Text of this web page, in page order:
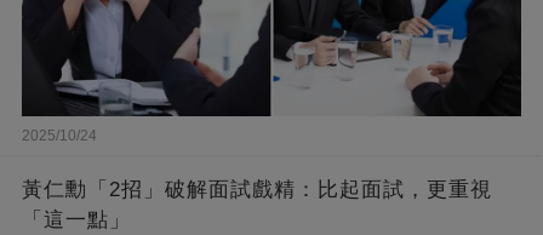
2025/10/24
黃仁勳「2招」破解面試戲精：比起面試，更重視
「這一點」